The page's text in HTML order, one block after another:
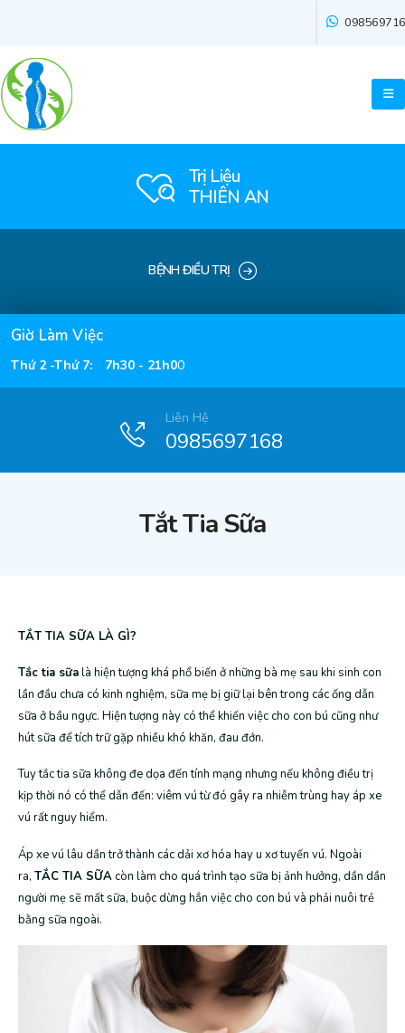
Trị Liệu
THIÊN AN
BỆNH ĐIỀU TRỊ
Giờ Làm Việc
Thứ 2 -Thứ 7: 7h30 - 21h00
Liên Hệ
0985697168
Tắt Tia Sữa
TẮT TIA SỮA LÀ GÌ?
Tắc tia sữalà hiện tượng khá phổ biến ở những bà mẹ sau khi sinh con
lần đầu chưa có kinh nghiệm, sữa mẹ bị giữ lại bên trong các ống dẫn
sữa ở bầu ngực. Hiện tượng này có thể khiến việc cho con bú cũng như
hút sữa để tích trữ gặp nhiều khó khăn, đau đớn.
Tuy tắc tia sữa không đe dọa đến tính mạng nhưng nếu không điều trị
kịp thời nó có thể dẫn đến: viêm vú từ đó gây ra nhiễm trùng hay áp xe
vú rất nguy hiểm.
Áp xe vú lâu dần trở thành các dải xơ hóa hay u xơ tuyến vú. Ngoài
ra, TẮC TIA SỮAcòn làm cho quá trình tạo sữa bị ảnh hưởng, dần dần
người mẹ sẽ mất sữa, buộc dừng hẳn việc cho con bú và phải nuôi trẻ
bằng sữa ngoài.